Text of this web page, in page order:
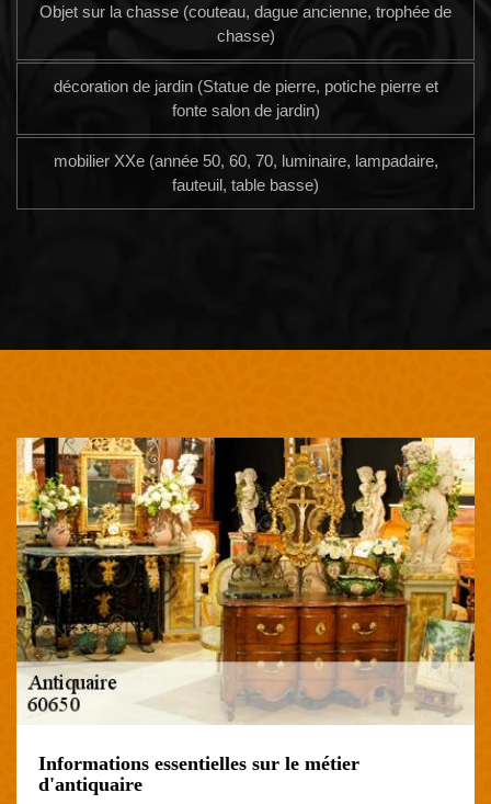
Objet sur la chasse (couteau, dague ancienne, trophée de
chasse)
décoration de jardin (Statue de pierre, potiche pierre et
fonte salon de jardin)
mobilier XXe (année 50, 60, 70, luminaire, lampadaire,
fauteuil, table basse)
Informations essentielles sur le métier
d'antiquaire